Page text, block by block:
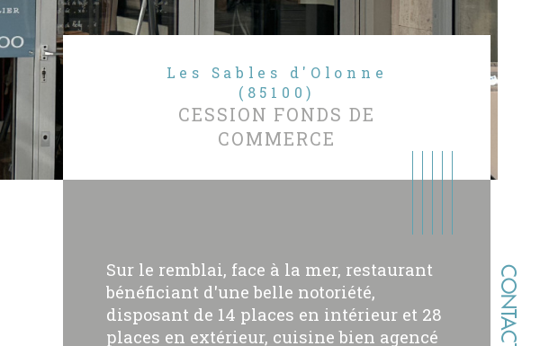
CONTACT
Les Sables d'Olonne
(85100)
CESSION FONDS DE
COMMERCE
Sur le remblai, face à la mer, restaurant
bénéficiant d'une belle notoriété,
disposant de 14 places en intérieur et 28
places en extérieur, cuisine bien agencé